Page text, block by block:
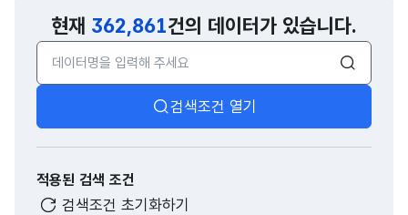
현재 362,861건의 데이터가 있습니다.
검색어 입력창
검색
검색조건 열기
적용된 검색 조건
검색조건 초기화하기